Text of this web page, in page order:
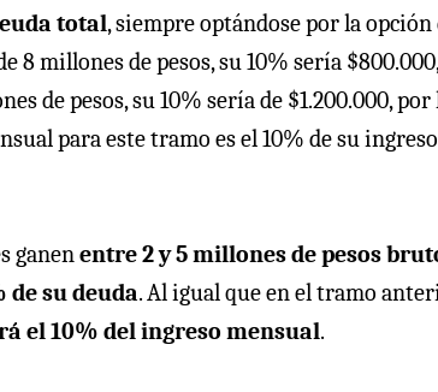
total, siempre optándose por la
8 millones de pesos, su 10% sería
de pesos, su 10% sería de $1.200.000,
para este tramo es el 10% de su
ganen⁠entre 2 y 5 millones de pesos
de su deuda. Al igual que en el tramo
el 10% del ingreso mensual.